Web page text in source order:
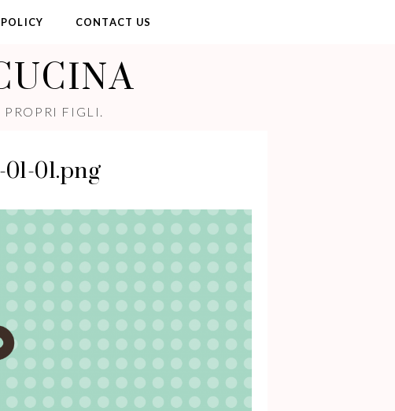
CONTACT US
FIGLI.
01.png